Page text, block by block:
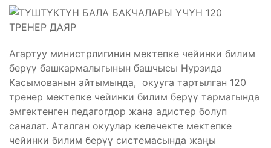
Агартуу министрлигинин мектепке чейинки билим
берүү башкармалыгынын башчысы Нурзида
Касымованын айтымында, окууга тартылган 120
тренер мектепке чейинки билим берүү тармагында
эмгектенген педагогдор жана адистер болуп
саналат. Аталган окуулар келечекте мектепке
чейинки билим берүү системасында жаңы